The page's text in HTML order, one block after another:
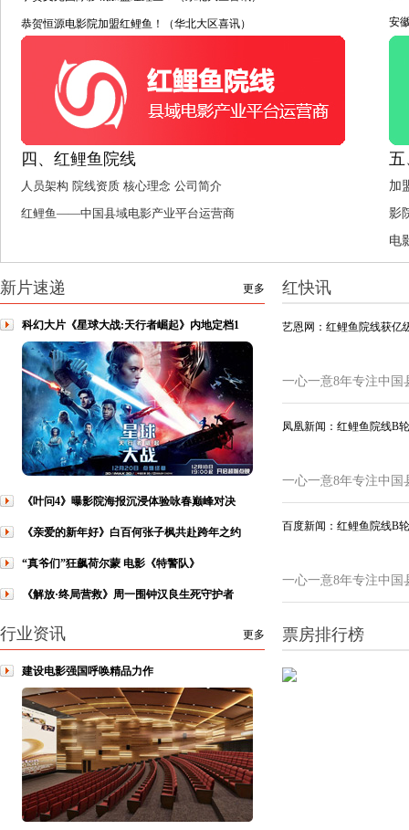
恭贺恒源电影院加盟红鲤鱼！（华北大区喜讯） 安
四、红鲤鱼院线
人员架构 院线资质 核心理念 公司简介
红鲤鱼——中国县域电影产业平台运营商
五
加
影
电
更多
新片速递
科幻大片《星球大战:天行者崛起》内地定档1
《叶问4》曝影院海报沉浸体验咏春巅峰对决
《亲爱的新年好》白百何张子枫共赴跨年之约
“真爷们”狂飙荷尔蒙 电影《特警队》
《解放·终局营救》周一围钟汉良生死守护者
更多
行业资讯
建设电影强国呼唤精品力作
红快讯
艺恩网：红鲤鱼院线获亿
一心一意8年专注中国
凤凰新闻：红鲤鱼院线B
一心一意8年专注中国
百度新闻：红鲤鱼院线B
一心一意8年专注中国
票房排行榜